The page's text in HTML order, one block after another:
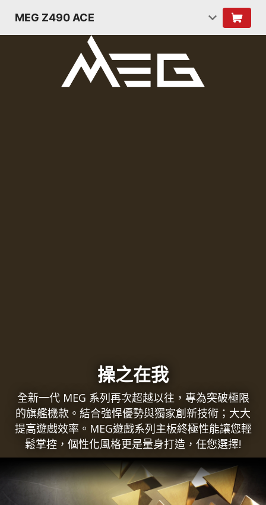
MEG Z490 ACE
操之在我
全新一代 MEG 系列再次超越以往，專為突破極限
的旗艦機款。結合強悍優勢與獨家創新技術；大大
提高遊戲效率。MEG遊戲系列主板終極性能讓您輕
鬆掌控，個性化風格更是量身打造，任您選擇!